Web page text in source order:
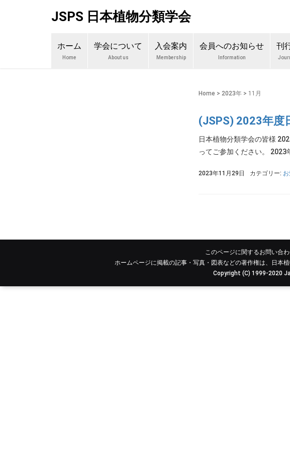
JSPS 日本植物分類学会
ホーム
Home
学会について
About us
入会案内
Membership
会員へのお知らせ
Information
刊
Home > 2023年> 11月
(JSPS) 2023年度
日本植物分類学会の皆様
ってご参加ください。
2023年11月29日 カテゴリー:
このページに関するお問い合
ホームページに掲載の記事・写真・図表などの著作権は、日本
Copyright (C) 1999-2020